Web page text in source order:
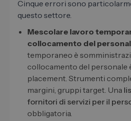
Cinque errori sono
questo settore.
Mescolare lavoro
collocamento del
temporaneo è
collocamento del personale
placement. Strumenti
margini, gruppi target. Una
fornitori di servizi per il
obbligatoria.